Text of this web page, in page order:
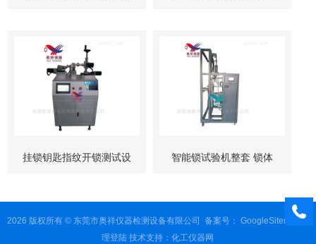
挂锁钥匙指纹开锁测试设 智能锁试验机整套 锁体
2026 版权所有 © 东莞市奥祥仪器检测设备有限公司 备案号： GoogleSitemap管
理登陆 技术支持：化工仪器网